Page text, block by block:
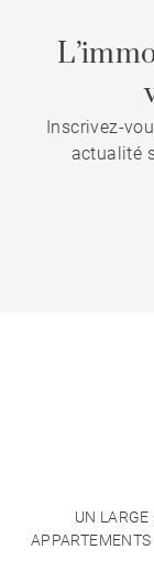
Inscrivez-
actualité
UN